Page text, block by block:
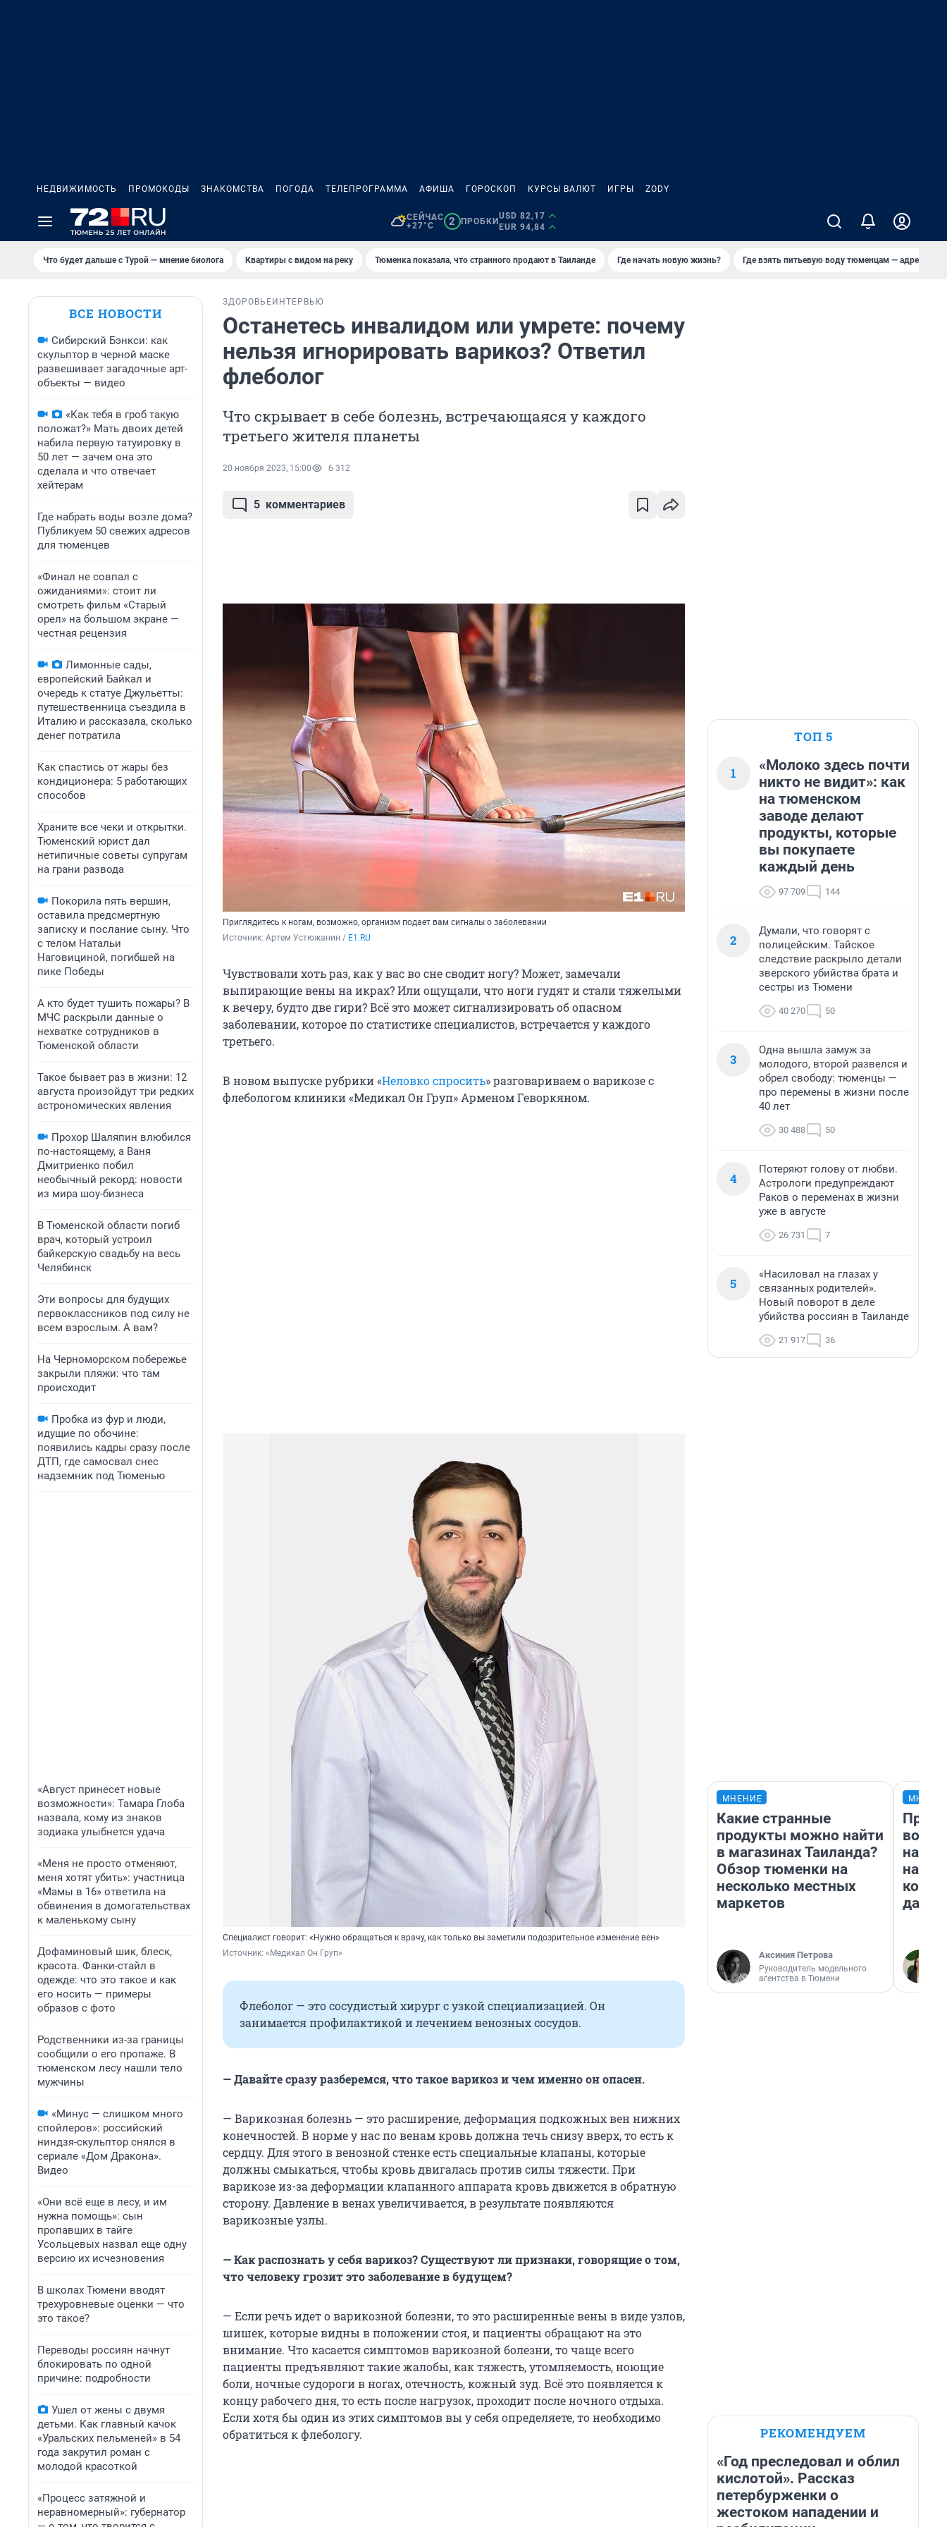
НЕДВИЖИМОСТЬ ПРОМОКОДЫ ЗНАКОМСТВА ПОГОДА ТЕЛЕПРОГРАММА АФИША ГОРОСКОП КУРСЫ ВАЛЮТ ИГРЫ ZODY
СЕЙЧАС
+27°C
2 ПРОБКИ
USD 82,17
EUR 94,84
Что будет дальше с Турой — мнение биолога Квартиры с видом на реку Тюменка показала, что странного продают в Таиланде Где начать новую жизнь? Где взять питьевую воду тюменцам — адреса
ВСЕ НОВОСТИ
Сибирский Бэнкси: как
скульптор в черной маске
развешивает загадочные арт-
объекты — видео
«Как тебя в гроб такую
положат?» Мать двоих детей
набила первую татуировку в
50 лет — зачем она это
сделала и что отвечает
хейтерам
Где набрать воды возле дома?
Публикуем 50 свежих адресов
для тюменцев
«Финал не совпал с
ожиданиями»: стоит ли
смотреть фильм «Старый
орел» на большом экране —
честная рецензия
Лимонные сады,
европейский Байкал и
очередь к статуе Джульетты:
путешественница съездила в
Италию и рассказала, сколько
денег потратила
Как спастись от жары без
кондиционера: 5 работающих
способов
Храните все чеки и открытки.
Тюменский юрист дал
нетипичные советы супругам
на грани развода
Покорила пять вершин,
оставила предсмертную
записку и послание сыну. Что
с телом Натальи
Наговициной, погибшей на
пике Победы
А кто будет тушить пожары? В
МЧС раскрыли данные о
нехватке сотрудников в
Тюменской области
Такое бывает раз в жизни: 12
августа произойдут три редких
астрономических явления
Прохор Шаляпин влюбился
по-настоящему, а Ваня
Дмитриенко побил
необычный рекорд: новости
из мира шоу-бизнеса
В Тюменской области погиб
врач, который устроил
байкерскую свадьбу на весь
Челябинск
Эти вопросы для будущих
первоклассников под силу не
всем взрослым. А вам?
На Черноморском побережье
закрыли пляжи: что там
происходит
Пробка из фур и люди,
идущие по обочине:
появились кадры сразу после
ДТП, где самосвал снес
надземник под Тюменью
«Август принесет новые
возможности»: Тамара Глоба
назвала, кому из знаков
зодиака улыбнется удача
«Меня не просто отменяют,
меня хотят убить»: участница
«Мамы в 16» ответила на
обвинения в домогательствах
к маленькому сыну
Дофаминовый шик, блеск,
красота. Фанки-стайл в
одежде: что это такое и как
его носить — примеры
образов с фото
Родственники из-за границы
сообщили о его пропаже. В
тюменском лесу нашли тело
мужчины
«Минус — слишком много
спойлеров»: российский
ниндзя-скульптор снялся в
сериале «Дом Дракона».
Видео
«Они всё еще в лесу, и им
нужна помощь»: сын
пропавших в тайге
Усольцевых назвал еще одну
версию их исчезновения
В школах Тюмени вводят
трехуровневые оценки — что
это такое?
Переводы россиян начнут
блокировать по одной
причине: подробности
Ушел от жены с двумя
детьми. Как главный качок
«Уральских пельменей» в 54
года закрутил роман с
молодой красоткой
«Процесс затяжной и
неравномерный»: губернатор
ЗДОРОВЬЕ ИНТЕРВЬЮ
Останетесь инвалидом или умрете: почему
нельзя игнорировать варикоз? Ответил
флеболог
Что скрывает в себе болезнь, встречающаяся у каждого
третьего жителя планеты
20 ноября 2023, 15:00 6 312
5 комментариев
Приглядитесь к ногам, возможно, организм подает вам сигналы о заболевании
Источник: Артем Устюжанин / E1.RU
Чувствовали хоть раз, как у вас во сне сводит ногу? Может, замечали
выпирающие вены на икрах? Или ощущали, что ноги гудят и стали тяжелыми
к вечеру, будто две гири? Всё это может сигнализировать об опасном
заболевании, которое по статистике специалистов, встречается у каждого
третьего.
В новом выпуске рубрики «Неловко спросить» разговариваем о варикозе с
флебологом клиники «Медикал Он Груп» Арменом Геворкяном.
Специалист говорит: «Нужно обращаться к врачу, как только вы заметили подозрительное изменение вен»
Источник: «Медикал Он Груп»
Флеболог — это сосудистый хирург с узкой специализацией. Он
занимается профилактикой и лечением венозных сосудов.
— Давайте сразу разберемся, что такое варикоз и чем именно он опасен.
— Варикозная болезнь — это расширение, деформация подкожных вен нижних
конечностей. В норме у нас по венам кровь должна течь снизу вверх, то есть к
сердцу. Для этого в венозной стенке есть специальные клапаны, которые
должны смыкаться, чтобы кровь двигалась против силы тяжести. При
варикозе из-за деформации клапанного аппарата кровь движется в обратную
сторону. Давление в венах увеличивается, в результате появляются
варикозные узлы.
— Как распознать у себя варикоз? Существуют ли признаки, говорящие о том,
что человеку грозит это заболевание в будущем?
— Если речь идет о варикозной болезни, то это расширенные вены в виде узлов,
шишек, которые видны в положении стоя, и пациенты обращают на это
внимание. Что касается симптомов варикозной болезни, то чаще всего
пациенты предъявляют такие жалобы, как тяжесть, утомляемость, ноющие
боли, ночные судороги в ногах, отечность, кожный зуд. Всё это появляется к
концу рабочего дня, то есть после нагрузок, проходит после ночного отдыха.
Если хотя бы один из этих симптомов вы у себя определяете, то необходимо
обратиться к флебологу.
ТОП 5
1
«Молоко здесь почти
никто не видит»: как
на тюменском
заводе делают
продукты, которые
вы покупаете
каждый день
97 709 144
2
Думали, что говорят с
полицейским. Тайское
следствие раскрыло детали
зверского убийства брата и
сестры из Тюмени
40 270 50
3
Одна вышла замуж за
молодого, второй развелся и
обрел свободу: тюменцы —
про перемены в жизни после
40 лет
30 488 50
4
Потеряют голову от любви.
Астрологи предупреждают
Раков о переменах в жизни
уже в августе
26 731 7
5
«Насиловал на глазах у
связанных родителей».
Новый поворот в деле
убийства россиян в Таиланде
21 917 36
МНЕНИЕ
Какие странные
продукты можно найти
в магазинах Таиланда?
Обзор тюменки на
несколько местных
маркетов
Аксиния Петрова
Руководитель модельного
агентства в Тюмени
нам
даже
РЕКОМЕНДУЕМ
«Год преследовал и облил
кислотой». Рассказ
петербурженки о
жестоком нападении и